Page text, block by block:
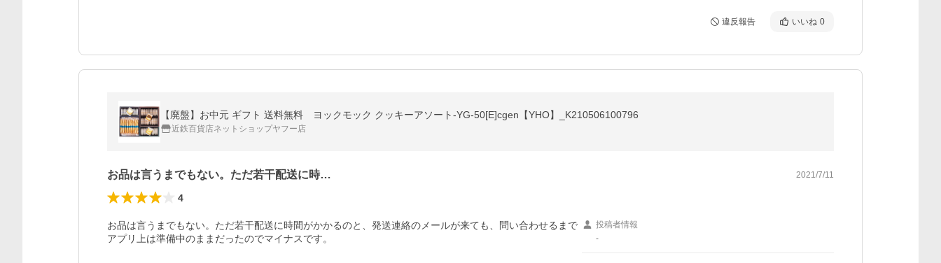
違反報告 いいね 0
【廃盤】お中元 ギフト 送料無料 ヨックモック クッキーアソート-YG-50[E]cgen【YHO】_K210506100796
近鉄百貨店ネットショップヤフー店
お品は言うまでもない。ただ若干配送に時… 2021/7/11
4
お品は言うまでもない。ただ若干配送に時間がかかるのと、発送連絡のメールが来ても、問い合わせるまで
アプリ上は準備中のままだったのでマイナスです。
投稿者情報
-